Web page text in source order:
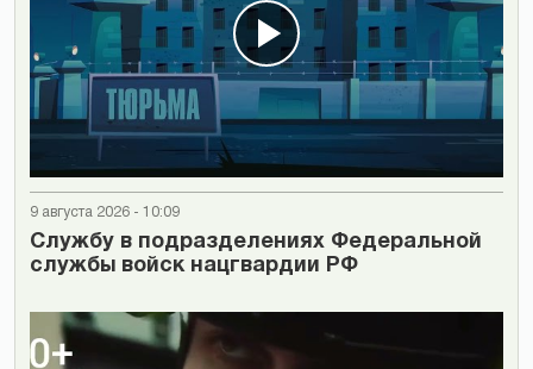
9 августа 2026 - 10:09
Cлужбу в подразделениях Федеральной
службы войск нацгвардии РФ